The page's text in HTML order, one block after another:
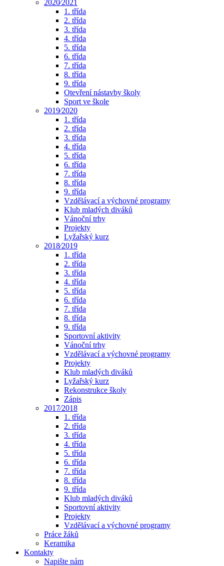
2020⁄2021
1. třída
2. třída
3. třída
4. třída
5. třída
6. třída
7. třída
8. třída
9. třída
Otevření nástavby školy
Sport ve škole
2019⁄2020
1. třída
2. třída
3. třída
4. třída
5. třída
6. třída
7. třída
8. třída
9. třída
Vzdělávací a výchovné programy
Klub mladých diváků
Vánoční trhy
Projekty
Lyžařský kurz
2018⁄2019
1. třída
2. třída
3. třída
4. třída
5. třída
6. třída
7. třída
8. třída
9. třída
Sportovní aktivity
Vánoční trhy
Vzdělávací a výchovné programy
Projekty
Klub mladých diváků
Lyžařský kurz
Rekonstrukce školy
Zápis
2017⁄2018
1. třída
2. třída
3. třída
4. třída
5. třída
6. třída
7. třída
8. třída
9. třída
Klub mladých diváků
Sportovní aktivity
Projekty
Vzdělávací a výchovné programy
Práce žáků
Keramika
Kontakty
Napište nám